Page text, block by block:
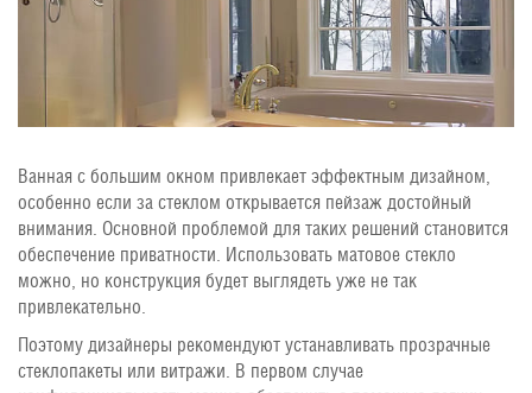
Ванная с большим окном привлекает эффектным дизайном,
особенно если за стеклом открывается пейзаж достойный
внимания. Основной проблемой для таких решений становится
обеспечение приватности. Использовать матовое стекло
можно, но конструкция будет выглядеть уже не так
привлекательно.
Поэтому дизайнеры рекомендуют устанавливать прозрачные
стеклопакеты или витражи. В первом случае